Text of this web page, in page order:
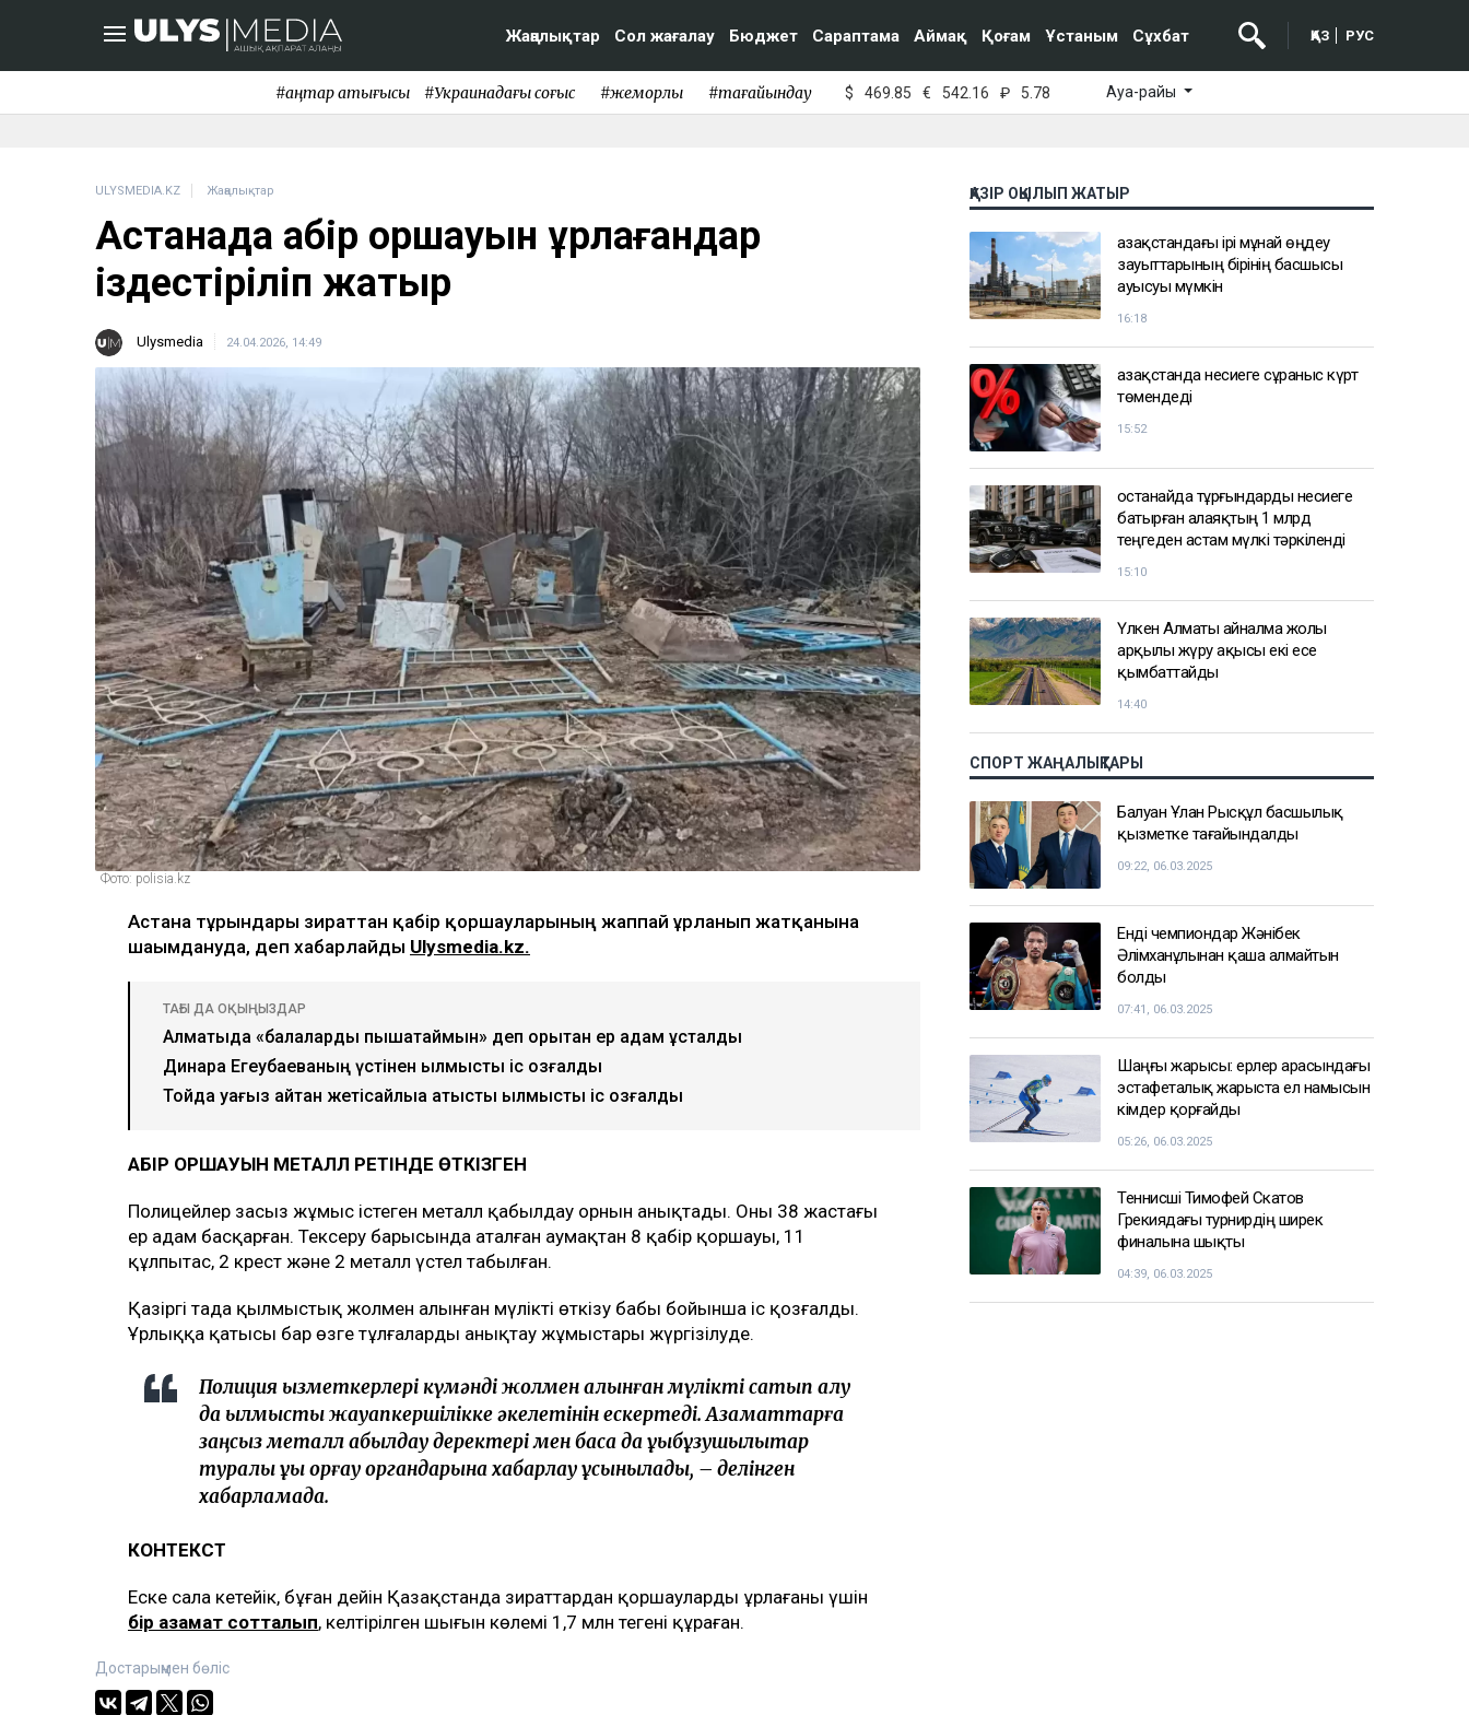
Жаңалықтар Сол жағалау Бюджет Сараптама Аймақ Қоғам Ұстаным Сұхбат ҚАЗ РУС
#қаңтар қақтығысы #Украинадағы соғыс #жемқорлық #тағайындау $ 469.85 € 542.16 ₽ 5.78 Ауа-райы
ULYSMEDIA.KZ Жаңалықтар
Астанада қабір қоршауын ұрлағандар
іздестіріліп жатыр
Ulysmedia 24.04.2026, 14:49
Фото: polisia.kz
Астана тұрғындары зираттан қабір қоршауларының жаппай ұрланып жатқанына
шағымдануда, деп хабарлайды Ulysmedia.kz.
ТАҒЫ ДА ОҚЫҢЫЗДАР
Алматыда «балаларды пышақтаймын» деп қорқытқан ер адам ұсталды
Динара Егеубаеваның үстінен қылмыстық іс қозғалды
Тойда уағыз айтқан жетісайлыққа қатысты қылмыстық іс қозғалды
ҚАБІР ҚОРШАУЫН МЕТАЛЛ РЕТІНДЕ ӨТКІЗГЕН
Полицейлер заңсыз жұмыс істеген металл қабылдау орнын анықтады. Оны 38 жастағы
ер адам басқарған. Тексеру барысында аталған аумақтан 8 қабір қоршауы, 11
құлпытас, 2 крест және 2 металл үстел табылған.
Қазіргі таңда қылмыстық жолмен алынған мүлікті өткізу бабы бойынша іс қозғалды.
Ұрлыққа қатысы бар өзге тұлғаларды анықтау жұмыстары жүргізілуде.
Полиция қызметкерлері күмәнді жолмен алынған мүлікті сатып алу
да қылмыстық жауапкершілікке әкелетінін ескертеді. Азаматтарға
заңсыз металл қабылдау деректері мен басқа да құқықбұзушылықтар
туралы құқық қорғау органдарына хабарлау ұсынылады, – делінген
хабарламада.
КОНТЕКСТ
Еске сала кетейік, бұған дейін Қазақстанда зираттардан қоршауларды ұрлағаны үшін
бір азамат сотталып, келтірілген шығын көлемі 1,7 млн теңгені құраған.
Достарыңмен бөліс
ҚАЗІР ОҚЫЛЫП ЖАТЫР
Қазақстандағы ірі мұнай өңдеу
зауыттарының бірінің басшысы
ауысуы мүмкін
16:18
Қазақстанда несиеге сұраныс күрт
төмендеді
15:52
Қостанайда тұрғындарды несиеге
батырған алаяқтың 1 млрд
теңгеден астам мүлкі тәркіленді
15:10
Үлкен Алматы айналма жолы
арқылы жүру ақысы екі есе
қымбаттайды
14:40
СПОРТ ЖАҢАЛЫҚТАРЫ
Балуан Ұлан Рысқұл басшылық
қызметке тағайындалды
09:22, 06.03.2025
Енді чемпиондар Жәнібек
Әлімханұлынан қаша алмайтын
болды
07:41, 06.03.2025
Шаңғы жарысы: ерлер арасындағы
эстафеталық жарыста ел намысын
кімдер қорғайды
05:26, 06.03.2025
Теннисші Тимофей Скатов
Грекиядағы турнирдің ширек
финалына шықты
04:39, 06.03.2025